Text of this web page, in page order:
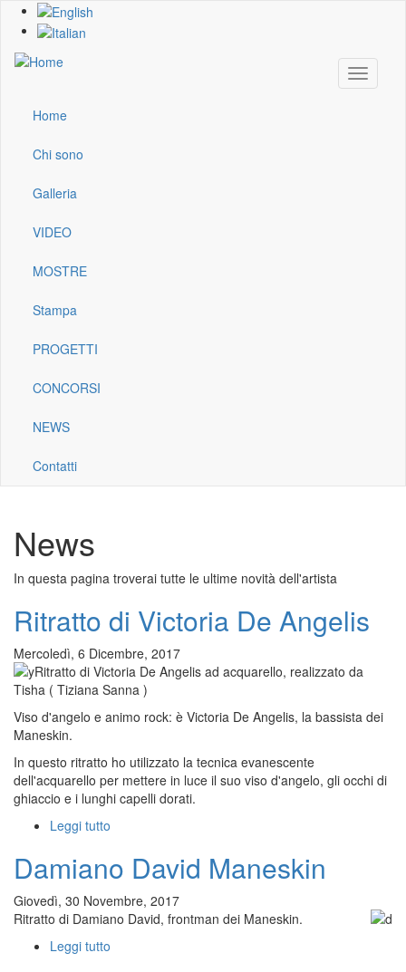
Skip
content
Toggle
Main
navigation
Home
Chi sono
Galleria
VIDEO
MOSTRE
Stampa
PROGETTI
CONCORSI
NEWS
Contatti
News
In questa pagina troverai tutte le ultime novità dell'artista
Ritratto di Victoria De Angelis
Mercoledì, 6 Dicembre, 2017
Ritratto di Victoria De Angelis ad acquarello, realizzato da
Tisha ( Tiziana Sanna )
Viso d'angelo e animo rock: è Victoria De Angelis, la bassista dei
Maneskin.
In questo ritratto ho utilizzato la tecnica evanescente
dell'acquarello per mettere in luce il suo viso d'angelo, gli occhi di
ghiaccio e i lunghi capelli dorati.
Leggi tutto
di
Victoria
De
Angelis
Damiano David Maneskin
Giovedì, 30 Novembre, 2017
Ritratto di Damiano David, frontman dei Maneskin.
Leggi tutto